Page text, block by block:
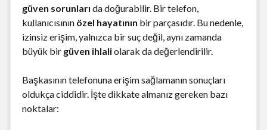
güven sorunları da doğurabilir. Bir telefon,
kullanıcısının özel hayatının bir parçasıdır. Bu nedenle,
izinsiz erişim, yalnızca bir suç değil, aynı zamanda
büyük bir güven ihlaliolarak da değerlendirilir.
Başkasının telefonuna erişim sağlamanın sonuçları
oldukça ciddidir. İşte dikkate almanız gereken bazı
noktalar: